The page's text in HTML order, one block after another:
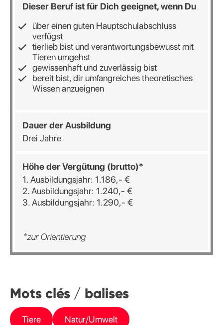
Dieser Beruf ist für Dich geeignet, wenn Du
über einen guten Hauptschulabschluss
verfügst
tierlieb bist und verantwortungsbewusst mit
Tieren umgehst
gewissenhaft und zuverlässig bist
bereit bist, dir umfangreiches theoretisches
Wissen anzueignen
Dauer der Ausbildung
Drei Jahre
Höhe der Vergütung (brutto)*
1. Ausbildungsjahr: 1.186,- €
2. Ausbildungsjahr: 1.240,- €
3. Ausbildungsjahr: 1.290,- €
*zur Orientierung
Mots clés / balises
Tiere Natur/Umwelt